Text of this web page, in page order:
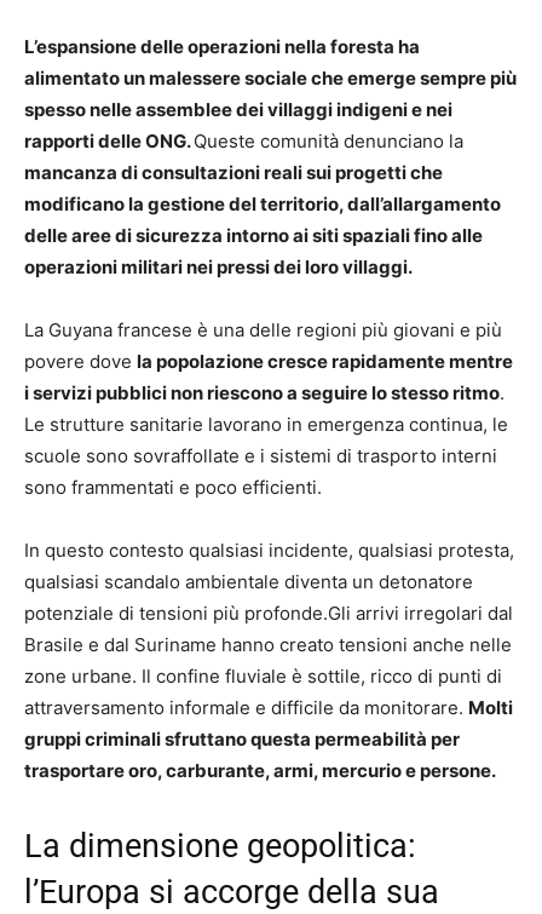
L’espansione delle operazioni nella foresta ha
alimentato un malessere sociale che emerge sempre più
spesso nelle assemblee dei villaggi indigeni e nei
rapporti delle ONG.Queste comunità denunciano la
mancanza di consultazioni reali sui progetti che
modificano la gestione del territorio, dall’allargamento
delle aree di sicurezza intorno ai siti spaziali fino alle
operazioni militari nei pressi dei loro villaggi.
La Guyana francese è una delle regioni più giovani e più
povere dove la popolazione cresce rapidamente mentre
i servizi pubblici non riescono a seguire lo stesso ritmo.
Le strutture sanitarie lavorano in emergenza continua, le
scuole sono sovraffollate e i sistemi di trasporto interni
sono frammentati e poco efficienti.
In questo contesto qualsiasi incidente, qualsiasi protesta,
qualsiasi scandalo ambientale diventa un detonatore
potenziale di tensioni più profonde.Gli arrivi irregolari dal
Brasile e dal Suriname hanno creato tensioni anche nelle
zone urbane. Il confine fluviale è sottile, ricco di punti di
attraversamento informale e difficile da monitorare. Molti
gruppi criminali sfruttano questa permeabilità per
trasportare oro, carburante, armi, mercurio e persone.
La dimensione geopolitica:
l’Europa si accorge della sua